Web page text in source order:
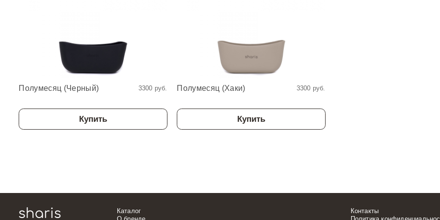
Полумесяц (Черный) 3300 руб.
Купить
Полумесяц (Хаки) 3300 руб.
Купить
Каталог
Контакты